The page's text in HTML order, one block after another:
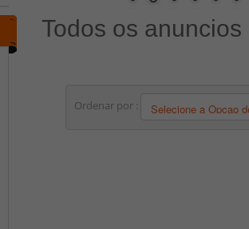
Todos os anuncios
Ordenar por :